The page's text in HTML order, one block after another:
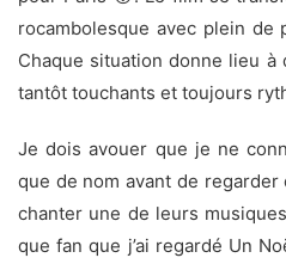
rocambolesque avec plein de
Chaque situation donne lieu
tantôt touchants et toujours
Je dois avouer que je ne
que de nom avant de regarder
chanter une de leurs
que fan que j’ai regardé Un